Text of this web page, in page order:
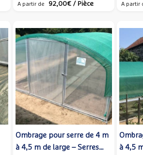
A partir de 92,00€ / Pièce A partir
Ombrage pour serre de 4 m
à 4,5 m de large – Serres
à 4,5